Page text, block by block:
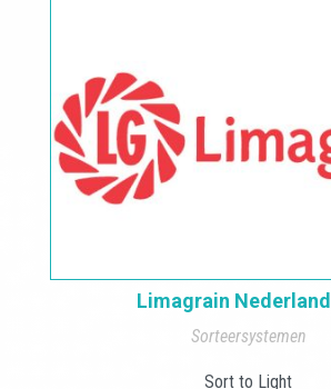
Limagrain
Sorteersystemen
Sort to Light